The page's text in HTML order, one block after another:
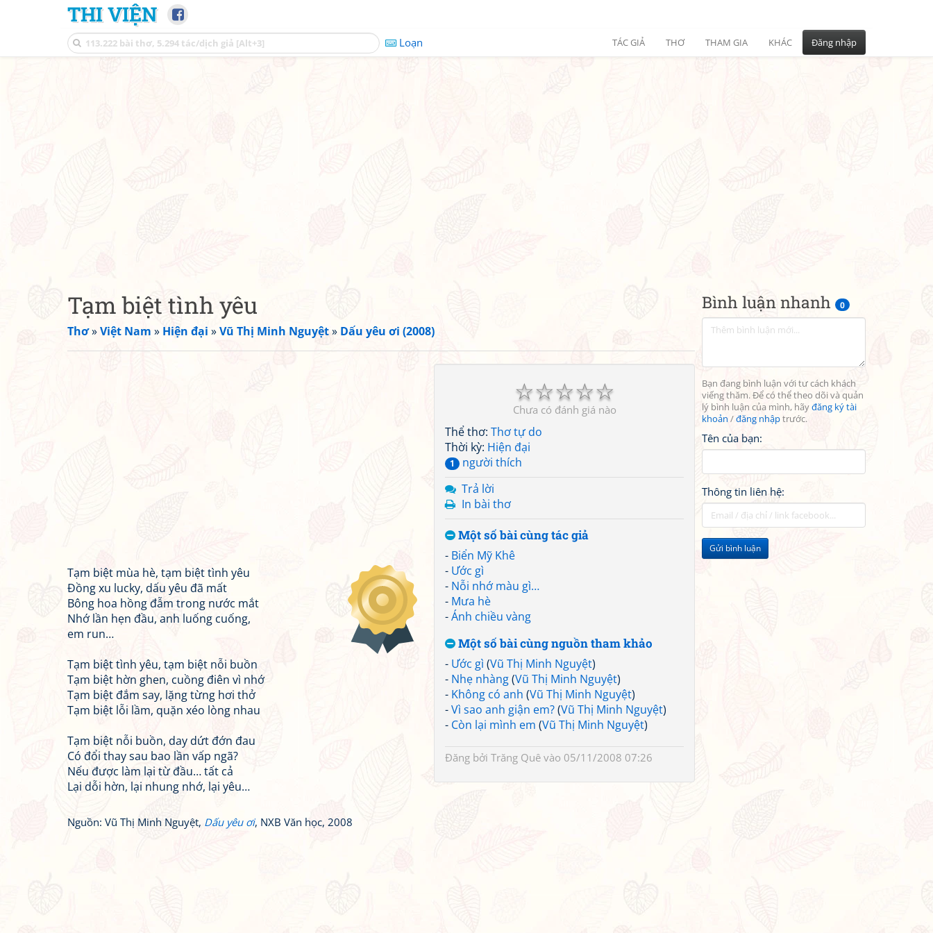
THI VIỆN
Loạn TÁC GIẢ THƠ THAM GIA KHÁC Đăng nhập
Bình luận nhanh 0
Bạn đang bình luận với tư cách khách
viếng thăm. Để có thể theo dõi và quản
lý bình luận của mình, hãyđăng ký tài
khoản /đăng nhậptrước.
Tên của bạn:
Thông tin liên hệ:
Gửi bình luận
Tạm biệt tình yêu
Thơ»Việt Nam » Hiện đại »Vũ Thị Minh Nguyệt» Dấu yêu ơi (2008)
☆
☆
☆
☆
☆
Chưa có đánh giá nào
Thể thơ: Thơ tự do
Thời kỳ: Hiện đại
1
người thích
Trả lời
In bài thơ
Một số bài cùng tác giả
- Biển Mỹ Khê
- Ước gì
- Nỗi nhớ màu gì…
- Mưa hè
-Ánh chiều vàng
Một số bài cùng nguồn tham khảo
- Ước gì (Vũ Thị Minh Nguyệt)
- Nhẹ nhàng(Vũ Thị Minh Nguyệt)
- Không có anh (Vũ Thị Minh Nguyệt)
-Vì sao anh giận em?(Vũ Thị Minh Nguyệt)
- Còn lại mình em (Vũ Thị Minh Nguyệt)
Đăng bởi Trăng Quê vào 05/11/2008 07:26
Tạm biệt mùa hè, tạm biệt tình yêu
Đồng xu lucky, dấu yêu đã mất
Bông hoa hồng đẫm trong nước mắt
Nhớ lần hẹn đầu, anh luống cuống,
em run…
Tạm biệt tình yêu, tạm biệt nỗi buồn
Tạm biệt hờn ghen, cuồng điên vì nhớ
Tạm biệt đắm say, lặng từng hơi thở
Tạm biệt lỗi lầm, quặn xéo lòng nhau
Tạm biệt nỗi buồn, day dứt đớn đau
Có đổi thay sau bao lần vấp ngã?
Nếu được làm lại từ đầu… tất cả
Lại dỗi hờn, lại nhung nhớ, lại yêu…
Nguồn: Vũ Thị Minh Nguyệt, Dấu yêu ơi, NXB Văn học, 2008